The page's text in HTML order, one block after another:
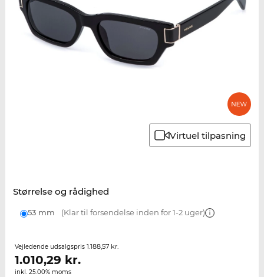
Virtuel tilpasning
Størrelse og rådighed
53 mm (Klar til forsendelse inden for 1-2 uger)
Vejledende udsalgspris 1.188,57 kr.
1.010,29 kr.
inkl. 25.00% moms